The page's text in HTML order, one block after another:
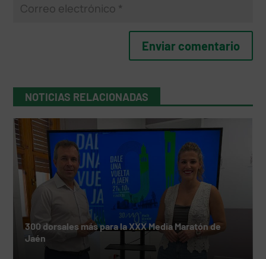
NOTICIAS RELACIONADAS
300 dorsales más para la XXX Media Maratón de
Jaén